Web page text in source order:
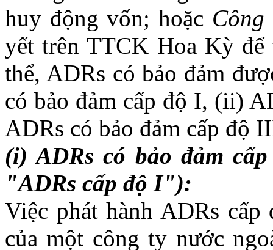
huy động vốn; hoặc
yết trên TTCK Hoa Kỳ
thể, ADRs có bảo đảm
có bảo đảm cấp độ I, (ii)
ADRs có bảo đảm cấp độ
(i) ADRs có bảo đảm
"ADRs cấp độ I"):
Việc phát hành ADRs
của một công ty nước